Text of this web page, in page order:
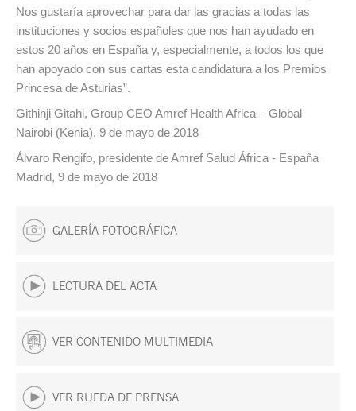
Nos gustaría aprovechar para dar las gracias a todas las
instituciones y socios españoles que nos han ayudado en
estos 20 años en España y, especialmente, a todos los que
han apoyado con sus cartas esta candidatura a los Premios
Princesa de Asturias”.
Githinji Gitahi, Group CEO Amref Health Africa – Global
Nairobi (Kenia), 9 de mayo de 2018
Álvaro Rengifo, presidente de Amref Salud África - España
Madrid, 9 de mayo de 2018
GALERÍA FOTOGRÁFICA
LECTURA DEL ACTA
VER CONTENIDO MULTIMEDIA
VER RUEDA DE PRENSA